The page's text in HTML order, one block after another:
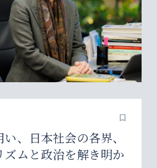
、日本社会の各界、
ムと政治を解き明か